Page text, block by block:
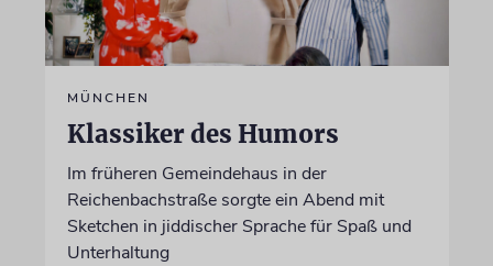
MÜNCHEN
Klassiker des Humors
Im früheren Gemeindehaus in der
Reichenbachstraße sorgte ein Abend mit
Sketchen in jiddischer Sprache für Spaß und
Unterhaltung